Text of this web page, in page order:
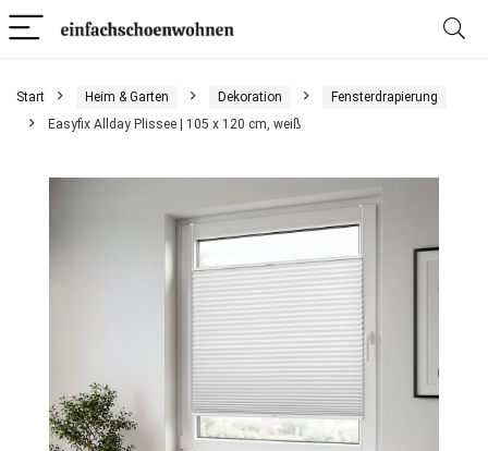
Start Heim & Garten Dekoration
Fensterdrapierung
Easyfix Allday Plissee | 105 x 120 cm, weiß